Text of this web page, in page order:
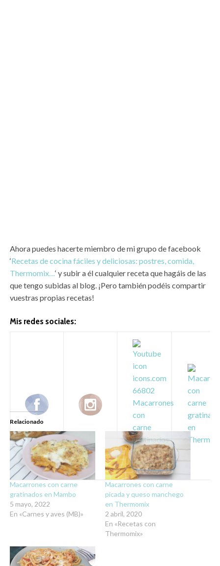
Ahora puedes hacerte miembro de mi grupo de facebook
‘Recetas de cocina fáciles y deliciosas: postres, comida,
Thermomix… ‘ y subir a él cualquier receta que hagáis de las
que tengo subidas al blog. ¡Pero también podéis compartir
vuestras propias recetas!
Mis redes sociales:
Relacionado
Macarrones con carne
gratinados en Mambo
5 mayo, 2022
En «Carnes y aves (MB)»
Macarrones con carne
picada y queso manchego
en Thermomix
2 abril, 2020
En «Recetas con
Thermomix»